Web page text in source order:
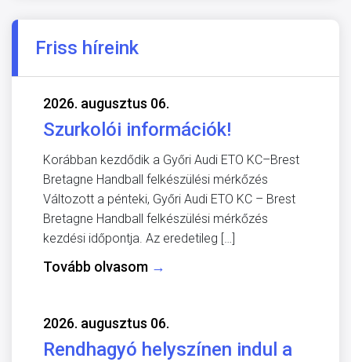
Friss híreink
2026. augusztus 06.
Szurkolói információk!
Korábban kezdődik a Győri Audi ETO KC–Brest
Bretagne Handball felkészülési mérkőzés
Változott a pénteki, Győri Audi ETO KC – Brest
Bretagne Handball felkészülési mérkőzés
kezdési időpontja. Az eredetileg […]
Tovább olvasom →
2026. augusztus 06.
Rendhagyó helyszínen indul a